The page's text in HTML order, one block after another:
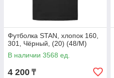
Футболка STAN, хлопок 160,
301, Чёрный, (20) (48/M)
В наличии 3568 ед.
4 200 ₸